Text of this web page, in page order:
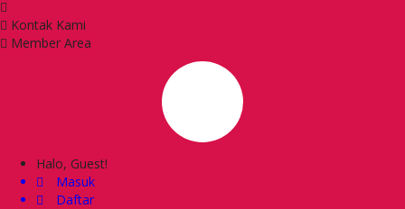
Kontak Kami
Member Area
Halo, Guest!
Masuk
Daftar